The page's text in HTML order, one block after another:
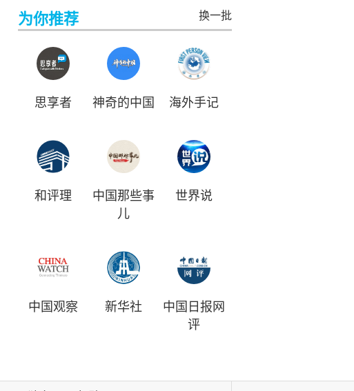
为你推荐 换一批
思享者 神奇的中国 海外手记
和评理
中国那些事
儿
世界说
中国观察 新华社
中国日报网
评